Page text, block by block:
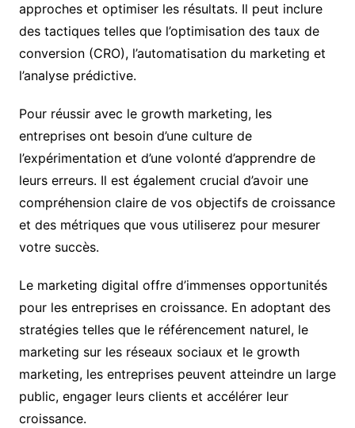
approches et optimiser les résultats. Il peut inclure
des tactiques telles que l’optimisation des taux de
conversion (CRO), l’automatisation du marketing et
l’analyse prédictive.
Pour réussir avec le growth marketing, les
entreprises ont besoin d’une culture de
l’expérimentation et d’une volonté d’apprendre de
leurs erreurs. Il est également crucial d’avoir une
compréhension claire de vos objectifs de croissance
et des métriques que vous utiliserez pour mesurer
votre succès.
Le marketing digital offre d’immenses opportunités
pour les entreprises en croissance. En adoptant des
stratégies telles que le référencement naturel, le
marketing sur les réseaux sociaux et le growth
marketing, les entreprises peuvent atteindre un large
public, engager leurs clients et accélérer leur
croissance.